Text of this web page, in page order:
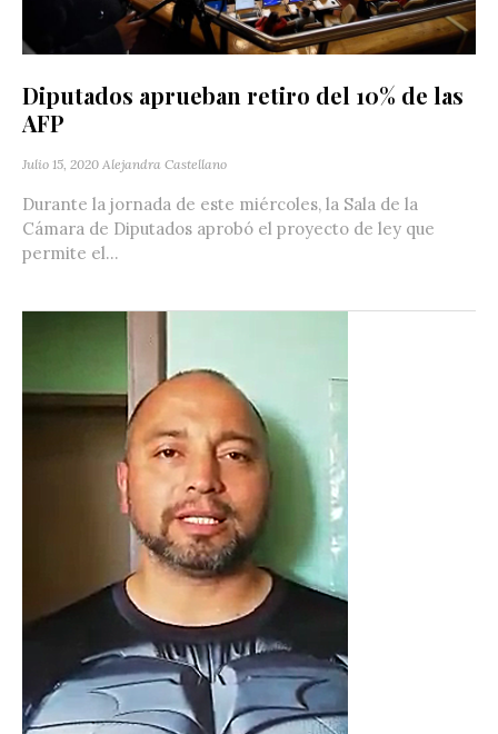
Diputados aprueban retiro del 10% de las
AFP
Julio 15, 2020 Alejandra Castellano
Durante la jornada de este miércoles, la Sala de la
Cámara de Diputados aprobó el proyecto de ley que
permite el...